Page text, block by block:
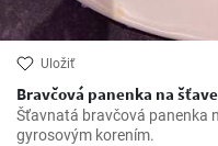
Uložiť
Bravčová panenka na šťave
Šťavnatá bravčová panenka
gyrosovým korením.